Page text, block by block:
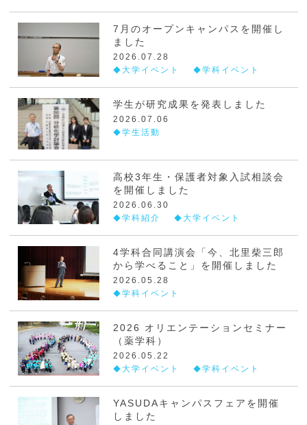
7月のオープンキャンパスを開催し
ました
2026.07.28
大学イベント
学科イベント
学生が研究成果を発表しました
2026.07.06
学生活動
高校3年生・保護者対象入試相談会
を開催しました
2026.06.30
学科紹介
大学イベント
4学科合同講演会「今、北里柴三郎
から学べること」を開催しました
2026.05.28
学科イベント
2026 オリエンテーションセミナー
（薬学科）
2026.05.22
大学イベント
学科イベント
YASUDAキャンパスフェアを開催
しました